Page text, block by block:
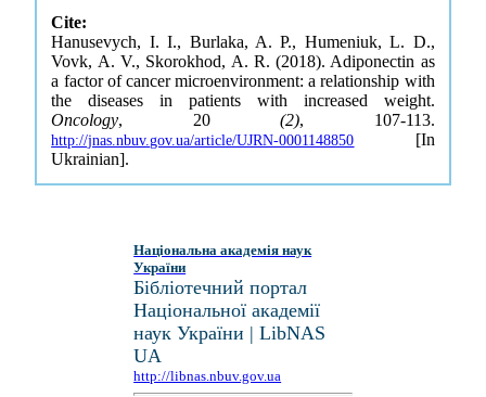
Cite:
Hanusevych, I. I., Burlaka, A. P., Humeniuk, L. D.,
Vovk, A. V., Skorokhod, A. R. (2018). Adiponectin as
a factor of cancer microenvironment: a relationship with
the diseases in patients with increased weight.
Oncology, 20(2), 107-113.
http://jnas.nbuv.gov.ua/article/UJRN-0001148850 [In
Ukrainian].
Національна академія наук
України
Бібліотечний портал
Національної академії
наук України | LibNAS
UA
http://libnas.nbuv.gov.ua